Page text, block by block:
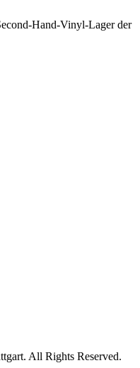
Hand-Vinyl-Lager der
All Rights Reserved.